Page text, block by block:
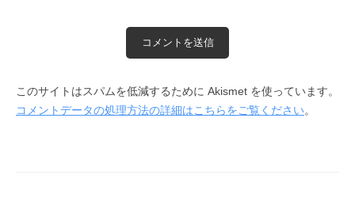
このサイトはスパムを低減するために Akismet を使っています。
コメントデータの処理方法の詳細はこちらをご覧ください。